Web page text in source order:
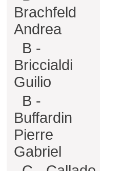
Brachfeld
Andrea
B -
Briccialdi
Guilio
B -
Buffardin
Pierre
Gabriel